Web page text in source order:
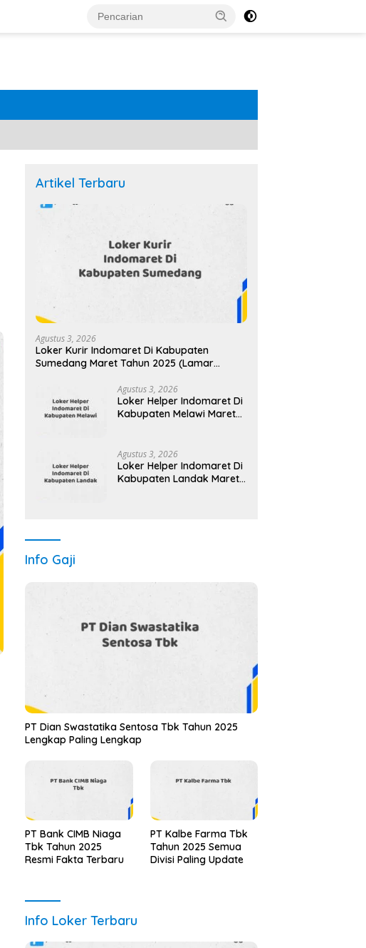
Artikel Terbaru
Agustus 3, 2026
Loker Kurir Indomaret Di Kabupaten
Sumedang Maret Tahun 2025 (Lamar
Agustus 3, 2026
Loker Helper Indomaret Di
Kabupaten Melawi Maret
Agustus 3, 2026
Loker Helper Indomaret Di
Kabupaten Landak Maret
Info Gaji
PT Dian Swastatika Sentosa Tbk Tahun 2025
Lengkap Paling Lengkap
PT Bank CIMB Niaga
Tbk Tahun 2025
Resmi Fakta Terbaru
PT Kalbe Farma Tbk
Tahun 2025 Semua
Divisi Paling Update
Info Loker Terbaru